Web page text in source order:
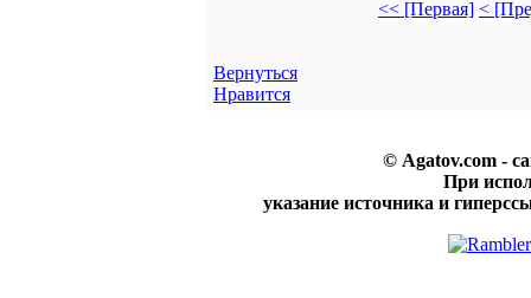
<< [Первая] <
Вернуться
Нравится
© Agatov.com -
При
указание источника и